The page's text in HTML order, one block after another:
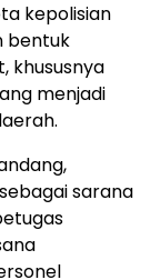
kepolisian
bentuk
khususnya
menjadi
sarana